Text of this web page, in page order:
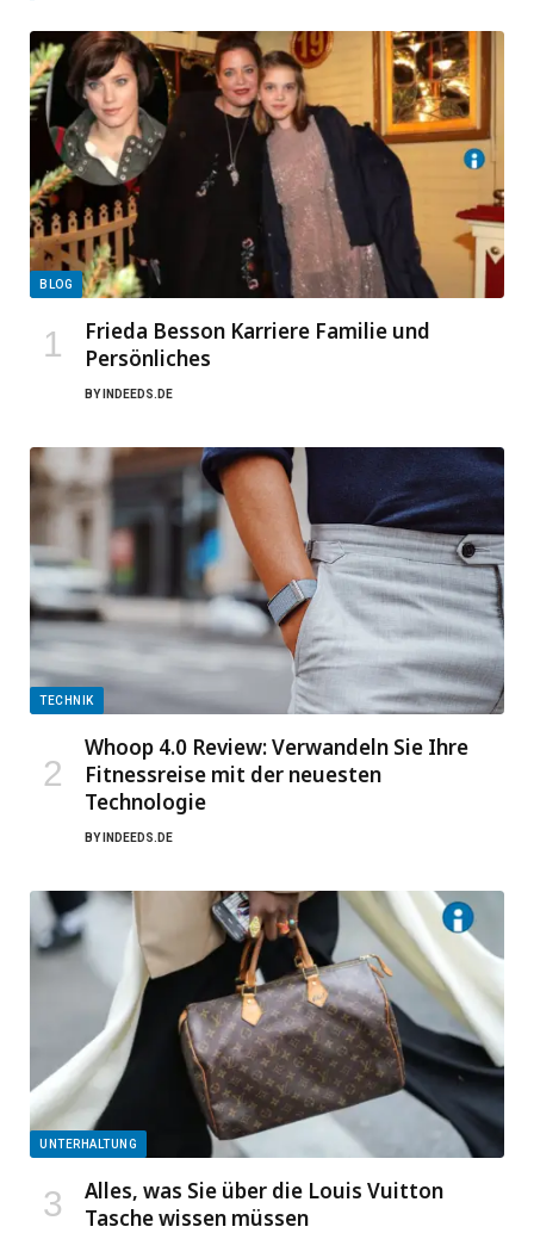
BLOG
Frieda Besson Karriere Familie und
Persönliches
BY INDEEDS.DE
TECHNIK
Whoop 4.0 Review: Verwandeln Sie Ihre
Fitnessreise mit der neuesten
Technologie
BY INDEEDS.DE
UNTERHALTUNG
Alles, was Sie über die Louis Vuitton
Tasche wissen müssen